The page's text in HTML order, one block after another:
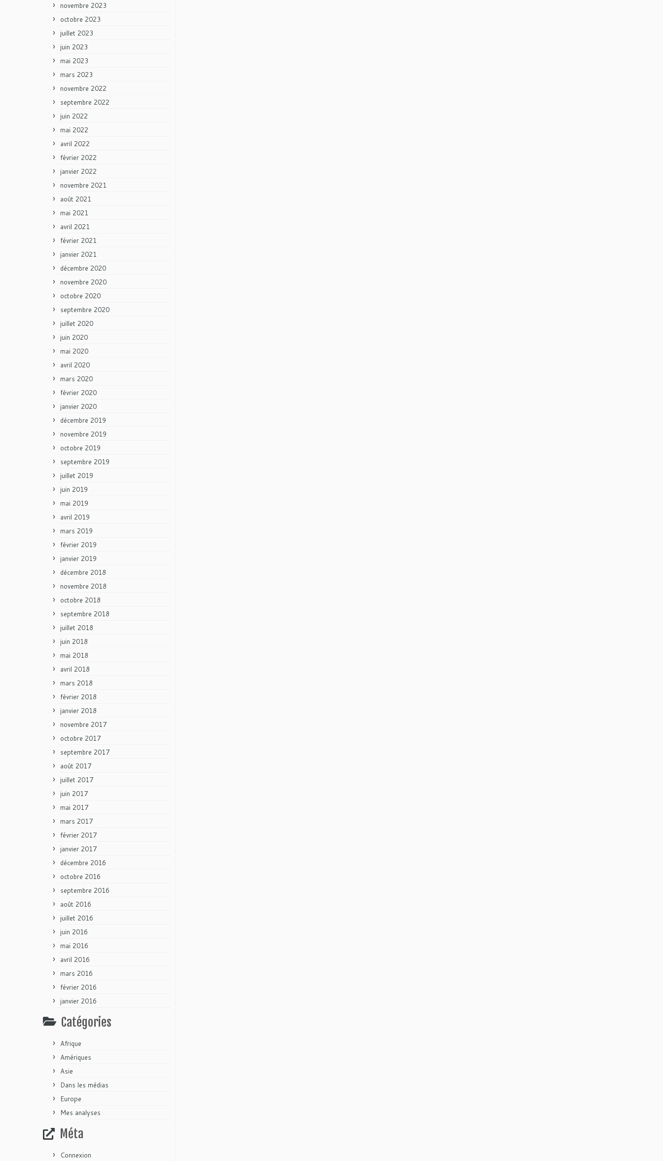
novembre 2023
octobre 2023
juillet 2023
juin 2023
mai 2023
mars 2023
novembre 2022
septembre 2022
juin 2022
mai 2022
avril 2022
février 2022
janvier 2022
novembre 2021
août 2021
mai 2021
avril 2021
février 2021
janvier 2021
décembre 2020
novembre 2020
octobre 2020
septembre 2020
juillet 2020
juin 2020
mai 2020
avril 2020
mars 2020
février 2020
janvier 2020
décembre 2019
novembre 2019
octobre 2019
septembre 2019
juillet 2019
juin 2019
mai 2019
avril 2019
mars 2019
février 2019
janvier 2019
décembre 2018
novembre 2018
octobre 2018
septembre 2018
juillet 2018
juin 2018
mai 2018
avril 2018
mars 2018
février 2018
janvier 2018
novembre 2017
octobre 2017
septembre 2017
août 2017
juillet 2017
juin 2017
mai 2017
mars 2017
février 2017
janvier 2017
décembre 2016
octobre 2016
septembre 2016
août 2016
juillet 2016
juin 2016
mai 2016
avril 2016
mars 2016
février 2016
janvier 2016
Catégories
Afrique
Amériques
Asie
Dans les médias
Europe
Mes analyses
Méta
Connexion